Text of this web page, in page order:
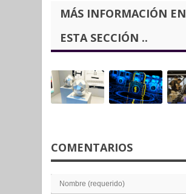
MÁS INFORMACIÓN EN
ESTA SECCIÓN ..
COMENTARIOS